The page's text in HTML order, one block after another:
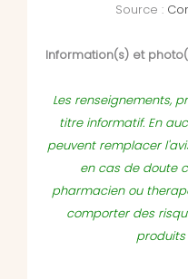
Source :
Information(s) et
Les renseignements,
titre informatif. En
peuvent remplacer
en cas de doute
pharmacien ou
comporter des
produits